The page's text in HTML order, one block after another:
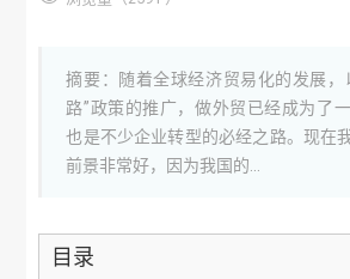
摘要：随着全球经济贸易化的发展，
路”政策的推广，做外贸已经成为了
也是不少企业转型的必经之路。现在
前景非常好，因为我国的...
目录